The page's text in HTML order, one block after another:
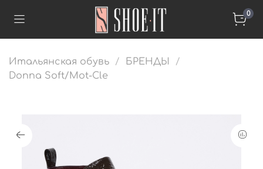
0
Итальянская обувь
БРЕНДЫ
Donna Soft/Mot-Cle